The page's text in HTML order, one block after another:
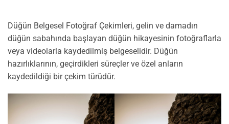
Düğün Belgesel Fotoğraf Çekimleri, gelin ve damadın
düğün sabahında başlayan düğün hikayesinin fotoğraflarla
veya videolarla kaydedilmiş belgeselidir. Düğün
hazırlıklarının, geçirdikleri süreçler ve özel anların
kaydedildiği bir çekim türüdür.